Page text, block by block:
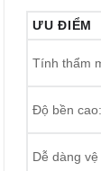
ƯU ĐIỂM
Tính thẩm
Độ bền
Dễ dàng